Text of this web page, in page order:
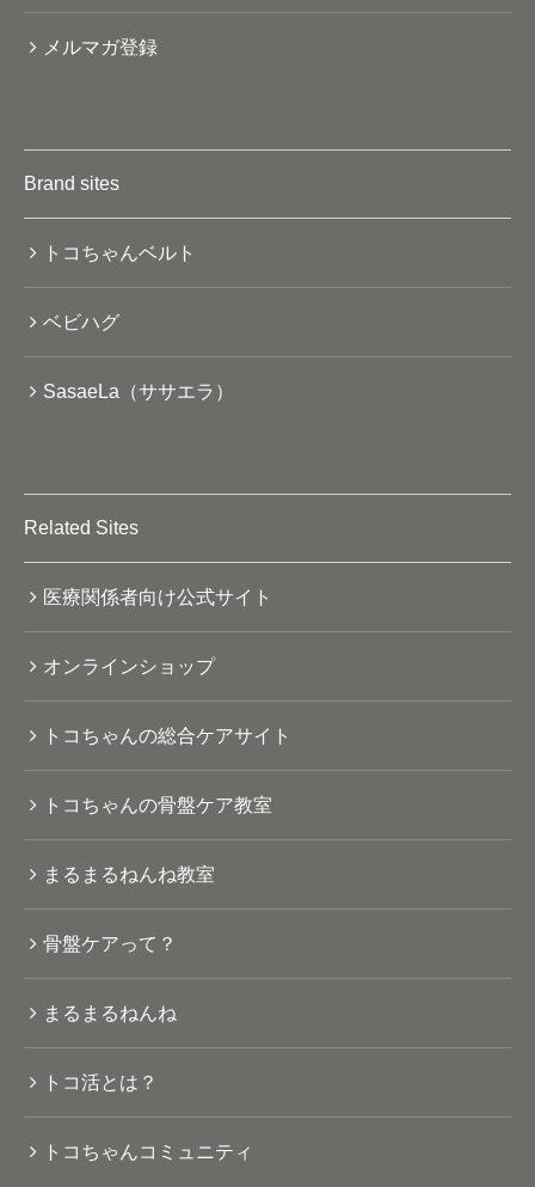
メルマガ登録
Brand sites
トコちゃんベルト
ベビハグ
SasaeLa（ササエラ）
Related Sites
医療関係者向け公式サイト
オンラインショップ
トコちゃんの総合ケアサイト
トコちゃんの骨盤ケア教室
まるまるねんね教室
骨盤ケアって？
まるまるねんね
トコ活とは？
トコちゃんコミュニティ